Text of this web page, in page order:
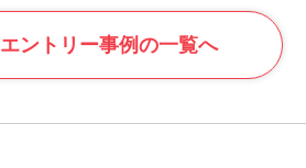
エントリー事例の一覧へ